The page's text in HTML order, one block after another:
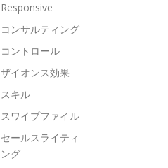
Responsive
コンサルティング
コントロール
ザイオンス効果
スキル
スワイプファイル
セールスライティ
ング